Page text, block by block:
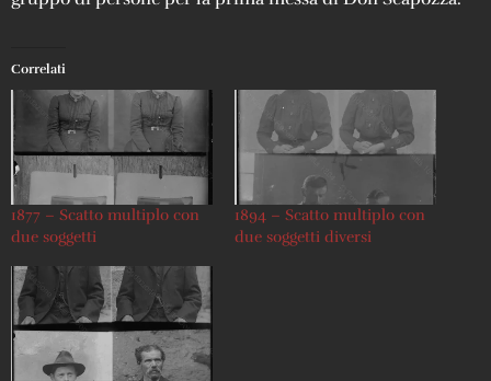
Correlati
1877 – Scatto multiplo con
due soggetti
1894 – Scatto multiplo con
due soggetti diversi